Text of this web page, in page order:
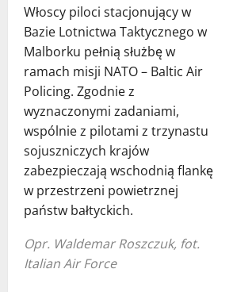
Włoscy piloci stacjonujący w
Bazie Lotnictwa Taktycznego w
Malborku pełnią służbę w
ramach misji NATO – Baltic Air
Policing. Zgodnie z
wyznaczonymi zadaniami,
wspólnie z pilotami z trzynastu
sojuszniczych krajów
zabezpieczają wschodnią flankę
w przestrzeni powietrznej
państw bałtyckich.
Opr. Waldemar Roszczuk, fot.
Italian Air Force